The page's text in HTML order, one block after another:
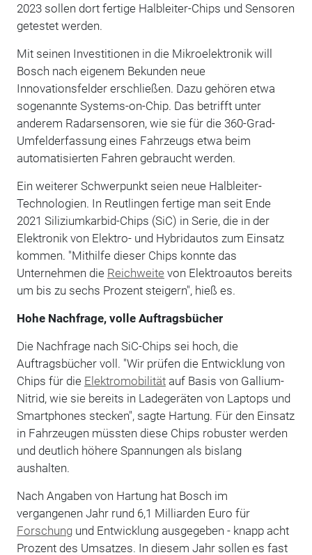
2023 sollen dort fertige Halbleiter-Chips und Sensoren
getestet werden.
Mit seinen Investitionen in die Mikroelektronik will
Bosch nach eigenem Bekunden neue
Innovationsfelder erschließen. Dazu gehören etwa
sogenannte Systems-on-Chip. Das betrifft unter
anderem Radarsensoren, wie sie für die 360-Grad-
Umfelderfassung eines Fahrzeugs etwa beim
automatisierten Fahren gebraucht werden.
Ein weiterer Schwerpunkt seien neue Halbleiter-
Technologien. In Reutlingen fertige man seit Ende
2021 Siliziumkarbid-Chips (SiC) in Serie, die in der
Elektronik von Elektro- und Hybridautos zum Einsatz
kommen. "Mithilfe dieser Chips konnte das
Unternehmen die Reichweite von Elektroautos bereits
um bis zu sechs Prozent steigern", hieß es.
Hohe Nachfrage, volle Auftragsbücher
Die Nachfrage nach SiC-Chips sei hoch, die
Auftragsbücher voll. "Wir prüfen die Entwicklung von
Chips für die Elektromobilitätauf Basis von Gallium-
Nitrid, wie sie bereits in Ladegeräten von Laptops und
Smartphones stecken", sagte Hartung. Für den Einsatz
in Fahrzeugen müssten diese Chips robuster werden
und deutlich höhere Spannungen als bislang
aushalten.
Nach Angaben von Hartung hat Bosch im
vergangenen Jahr rund 6,1 Milliarden Euro für
Forschungund Entwicklung ausgegeben - knapp acht
Prozent des Umsatzes. In diesem Jahr sollen es fast